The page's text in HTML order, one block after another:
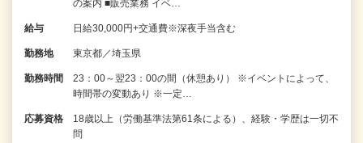
の案内 ■販売業務 イベ…
給与 日給30,000円+交通費※深夜手当含む
勤務地 東京都／埼玉県
勤務時間
23：00～翌23：00の間（休憩あり） ※イベントによって、
時間帯の変動あり ※一定…
応募資格
18歳以上（労働基準法第61条による）、経験・学歴は一切不
問